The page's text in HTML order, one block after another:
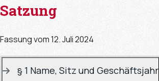
Satzung
Fassung vom 12. Juli 2024
§ 1 Name, Sitz und Geschäftsjahr